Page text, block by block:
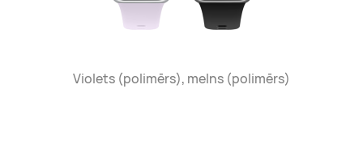
Violets (polimērs), melns (polimērs)